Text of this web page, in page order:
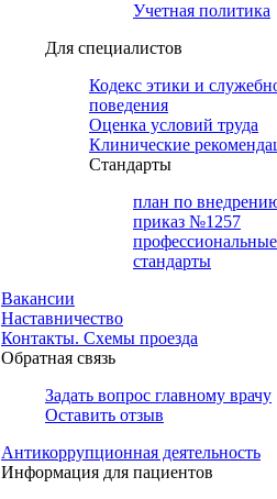
Учетная политика
Для специалистов
Кодекс этики и
поведения
Оценка условий труда
Клинические
Cтандарты
план по
приказ №1257
профессиональные
стандарты
Вакансии
Наставничество
Контакты. Схемы проезда
Обратная связь
Задать вопрос главному врачу
Оставить отзыв
Антикоррупционная деятельность
Информация для пациентов